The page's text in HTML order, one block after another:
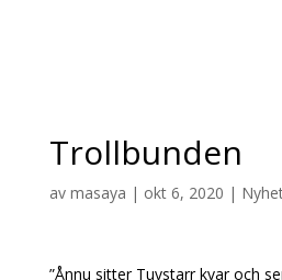
Trollbunden
av masaya | okt 6, 2020 |
”Ånnu sitter Tuvstarr kvar och